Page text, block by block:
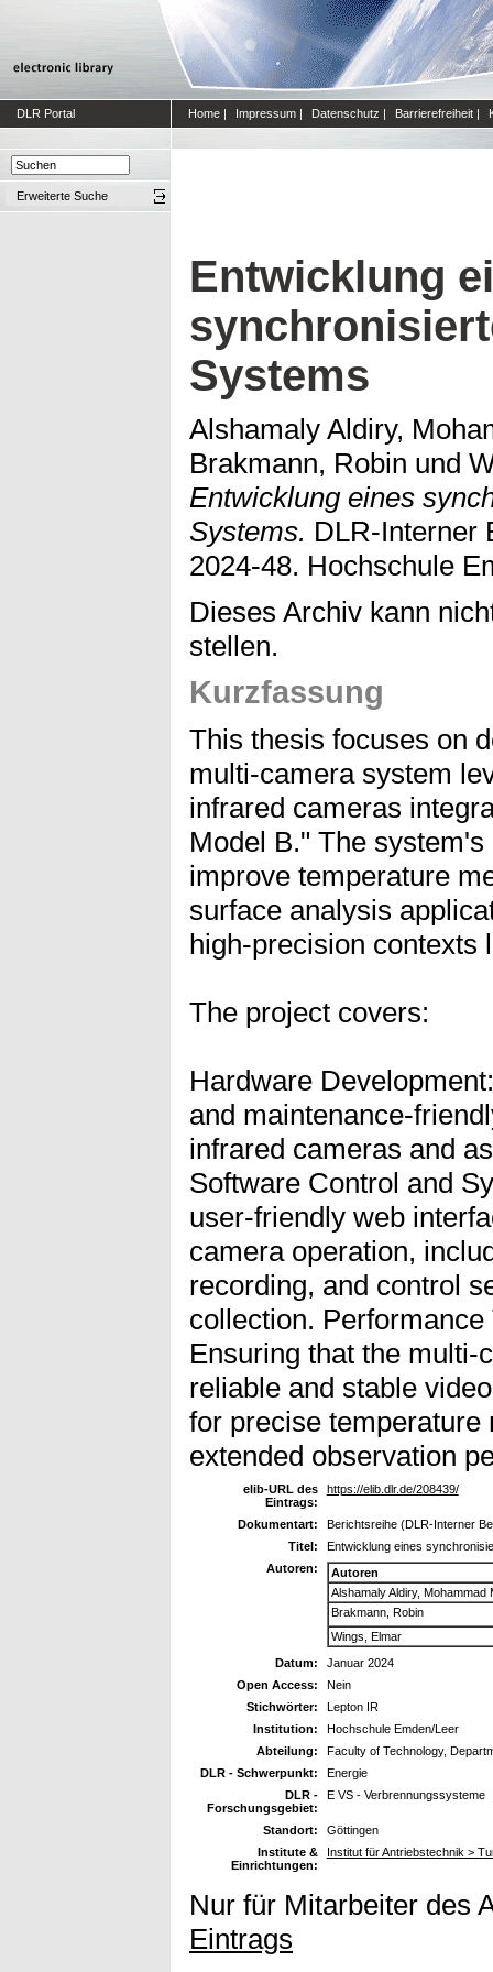
DLR Portal Home | Impressum | Datenschutz | Barrierefreiheit |
Erweiterte Suche
Entwicklung
Systems
Alshamaly Aldiry,
Brakmann, Robin und
Entwicklung eines
Systems. DLR-Interner
2024-48. Hochschule
Dieses Archiv kann
stellen.
Kurzfassung
This thesis focuses on
multi-camera system
infrared cameras
Model B." The
improve temperature
surface analysis
high-precision contexts
The project covers:
Hardware
and maintenance-
infrared cameras and
Software Control and
user-friendly web
camera operation,
recording, and control
collection.
Ensuring that the
reliable and stable
for precise
extended observation
elib-URL des
Eintrags:
https://elib.dlr.de/208439/
Dokumentart:
Berichtsreihe (DLR-Interner
Titel:
Entwicklung eines
Autoren:
Autoren
Alshamaly Aldiry, Mohammad
Brakmann, Robin
Wings, Elmar
Datum:
Januar 2024
Open Access:
Nein
Stichwörter:
Lepton IR
Institution:
Hochschule Emden/Leer
Abteilung:
Faculty of Technology,
DLR - Schwerpunkt:
Energie
DLR -
Forschungsgebiet:
E VS - Verbrennungssysteme
Standort:
Göttingen
Institute &
Einrichtungen:
Institut für Antriebstechnik >
Nur für Mitarbeiter des
Eintrags